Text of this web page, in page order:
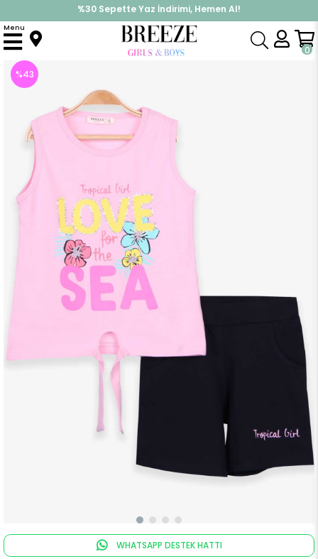
%30 Sepette Yaz İndirimi, Hemen Al!
İndirimlere ek %10 İndirimi Kap, Hemen Üye Ol!
0
Menu
Anasayfa Takımlar Kapri & Şort Takım Kız Çocuk Şortlu Takım Baskılı Pullu Pudra (6 Yaş)
%43
WHATSAPP DESTEK HATTI